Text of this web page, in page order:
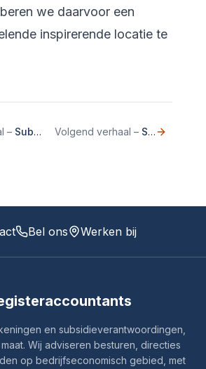
we daarvoor een
inspirerende locatie te
– Subsidiecheck vooraf verlaagt controlekosten Volgend verhaal – Studeren en tegelijk carrière maken? Dat kan!
Bel ons Werken bij
en subsidieverantwoordingen,
Wij adviseren besturen, directies
op bedrijfseconomisch gebied, met